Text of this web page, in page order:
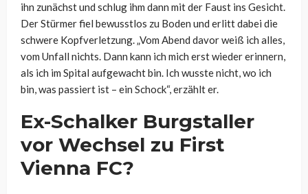
ihn zunächst und schlug ihm dann mit der Faust ins Gesicht.
Der Stürmer fiel bewusstlos zu Boden und erlitt dabei die
schwere Kopfverletzung. „Vom Abend davor weiß ich alles,
vom Unfall nichts. Dann kann ich mich erst wieder erinnern,
als ich im Spital aufgewacht bin. Ich wusste nicht, wo ich
bin, was passiert ist – ein Schock“, erzählt er.
Ex-Schalker Burgstaller
vor Wechsel zu First
Vienna FC?